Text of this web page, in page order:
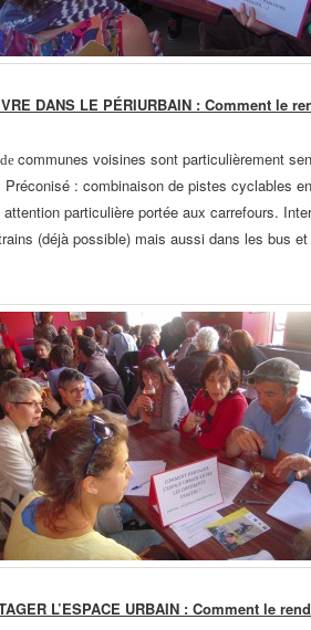
DANS LE PÉRIURBAIN : Comment le
communes voisines sont particulièrement
Préconisé : combinaison de pistes cyclables
particulière portée aux carrefours.
(déjà possible) mais aussi dans les bus
L’ESPACE URBAIN : Comment le